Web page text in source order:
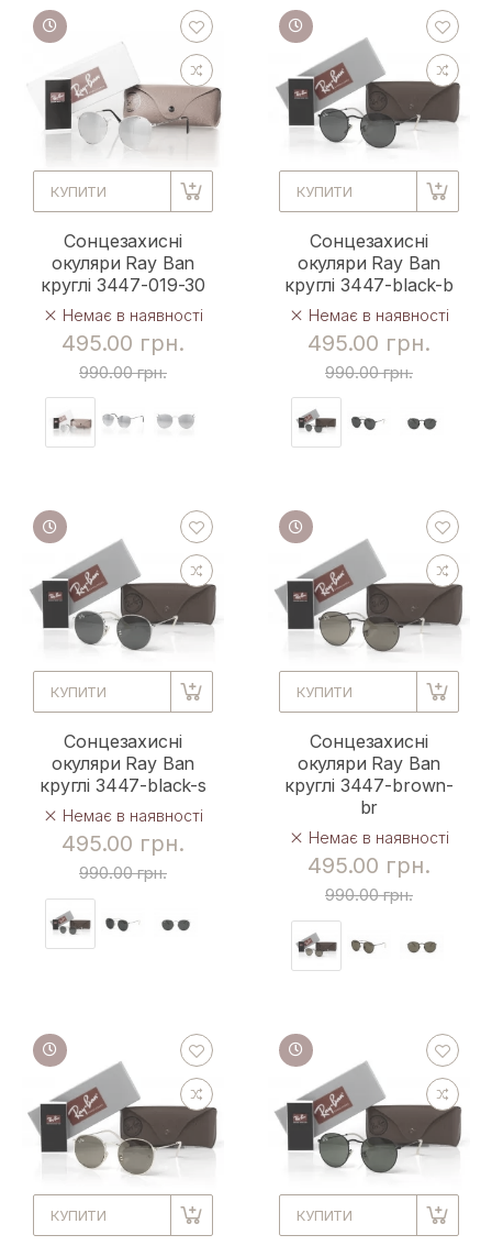
КУПИТИ
Сонцезахисні
окуляри Ray Ban
круглі 3447-019-30
Немає в наявності
495.00 грн.
990.00 грн.
КУПИТИ
Сонцезахисні
окуляри Ray Ban
круглі 3447-black-b
Немає в наявності
495.00 грн.
990.00 грн.
КУПИТИ
Сонцезахисні
окуляри Ray Ban
круглі 3447-black-s
Немає в наявності
495.00 грн.
990.00 грн.
КУПИТИ
Сонцезахисні
окуляри Ray Ban
круглі 3447-brown-
br
Немає в наявності
495.00 грн.
990.00 грн.
КУПИТИ КУПИТИ